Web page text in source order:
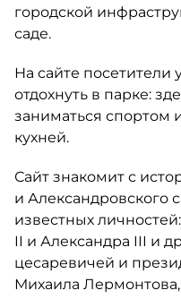
городской
саде.
На сайте посетители
отдохнуть в парке:
заниматься спортом
кухней.
Сайт знакомит с
и Александровского
известных
II и Александра III и
цесаревичей и
Михаила